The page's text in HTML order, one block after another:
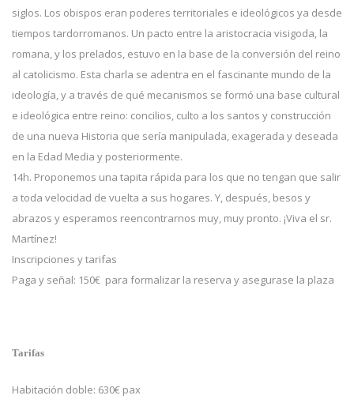
siglos. Los obispos eran poderes territoriales e ideológicos ya desde
tiempos tardorromanos. Un pacto entre la aristocracia visigoda, la
romana, y los prelados, estuvo en la base de la conversión del reino
al catolicismo. Esta charla se adentra en el fascinante mundo de la
ideología, y a través de qué mecanismos se formó una base cultural
e ideológica entre reino: concilios, culto a los santos y construcción
de una nueva Historia que sería manipulada, exagerada y deseada
en la Edad Media y posteriormente.
14h. Proponemos una tapita rápida para los que no tengan que salir
a toda velocidad de vuelta a sus hogares. Y, después, besos y
abrazos y esperamos reencontrarnos muy, muy pronto. ¡Viva el sr.
Martínez!
Inscripciones y tarifas
Paga y señal: 150€ para formalizar la reserva y asegurase la plaza
Tarifas
Habitación doble: 630€ pax